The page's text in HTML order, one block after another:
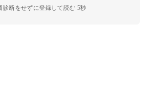
診断をせずに登録して読む 5秒